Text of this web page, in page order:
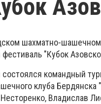
шахматно-шашечном
"Кубок
командный
клуба
Владислав